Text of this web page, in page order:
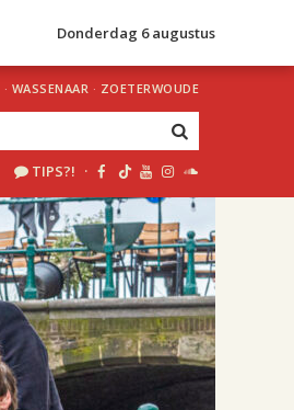
Donderdag 6 augustus
· WASSENAAR · ZOETERWOUDE
TIPS?! ·
Je luistert nu naaruur 1 van 1
«Vorig uur Volgend uur»